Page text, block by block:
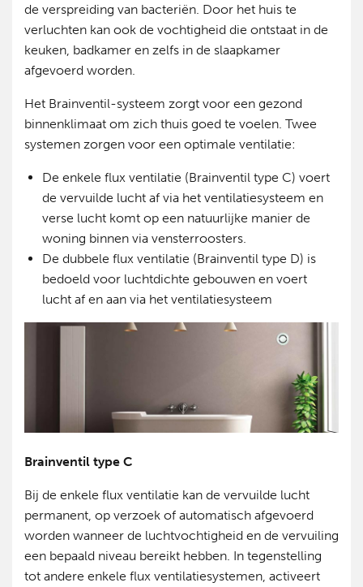
de verspreiding van bacteriën. Door het huis te
verluchten kan ook de vochtigheid die ontstaat in de
keuken, badkamer en zelfs in de slaapkamer
afgevoerd worden.
Het Brainventil-systeem zorgt voor een gezond
binnenklimaat om zich thuis goed te voelen. Twee
systemen zorgen voor een optimale ventilatie:
De enkele flux ventilatie (Brainventil type C) voert
de vervuilde lucht af via het ventilatiesysteem en
verse lucht komt op een natuurlijke manier de
woning binnen via vensterroosters.
De dubbele flux ventilatie (Brainventil type D) is
bedoeld voor luchtdichte gebouwen en voert
lucht af en aan via het ventilatiesysteem
Brainventil type C
Bij de enkele flux ventilatie kan de vervuilde lucht
permanent, op verzoek of automatisch afgevoerd
worden wanneer de luchtvochtigheid en de vervuiling
een bepaald niveau bereikt hebben. In tegenstelling
tot andere enkele flux ventilatiesystemen, activeert